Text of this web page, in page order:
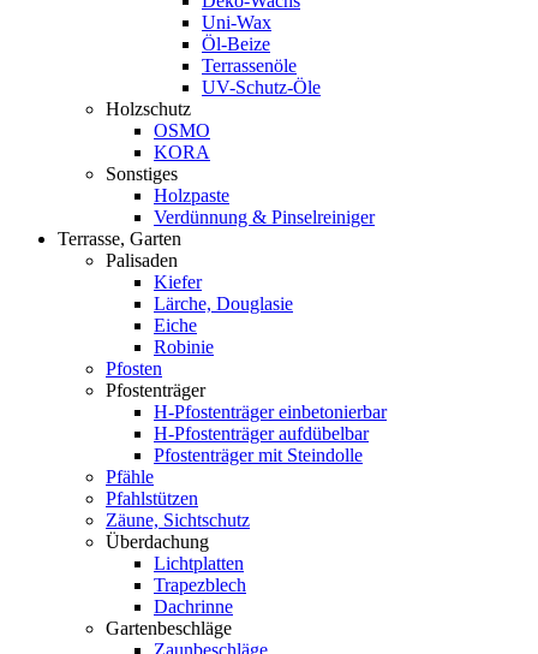
Uni-Wax
Öl-Beize
Terrassenöle
UV-Schutz-Öle
Holzschutz
OSMO
KORA
Sonstiges
Holzpaste
Verdünnung & Pinselreiniger
Terrasse, Garten
Palisaden
Kiefer
Lärche, Douglasie
Eiche
Robinie
Pfosten
Pfostenträger
H-Pfostenträger einbetonierbar
H-Pfostenträger aufdübelbar
Pfostenträger mit Steindolle
Pfähle
Pfahlstützen
Zäune, Sichtschutz
Überdachung
Lichtplatten
Trapezblech
Dachrinne
Gartenbeschläge
Zaunbeschläge